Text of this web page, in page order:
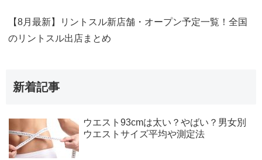
【8月最新】リントスル新店舗・オープン予定一覧！全国
のリントスル出店まとめ
新着記事
ウエスト93cmは太い？やばい？男女別
ウエストサイズ平均や測定法